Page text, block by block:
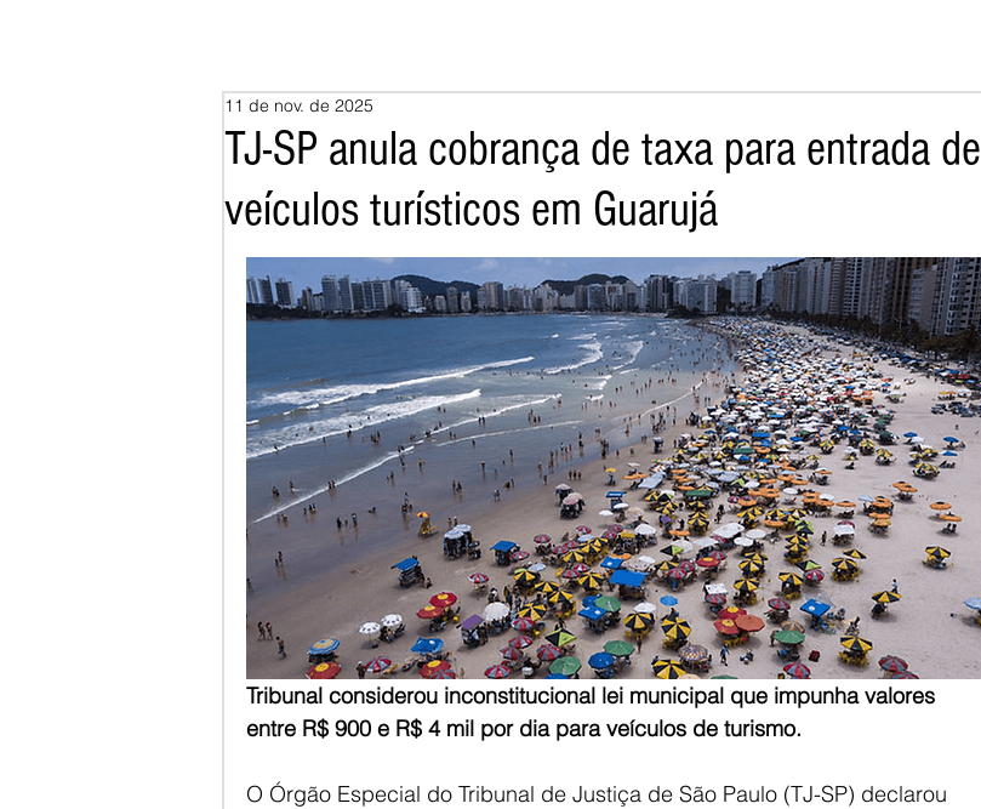
TJ-SP anula cobrança de taxa para entrada de
veículos turísticos em Guarujá
11 de nov. de 2025
Tribunal considerou inconstitucional lei municipal que impunha valores
entre R$ 900 e R$ 4 mil por dia para veículos de turismo.
O Órgão Especial do Tribunal de Justiça de São Paulo (TJ-SP) declarou